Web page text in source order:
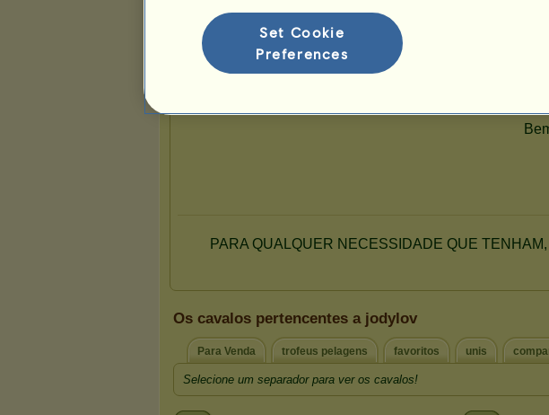
0 8 45
Apresentação
Os cavalos pertencentes a jodylov
Para Venda trofeus pelagens favoritos unis
Selecione um separador para ver os cavalos!
Set Cookie
Preferences